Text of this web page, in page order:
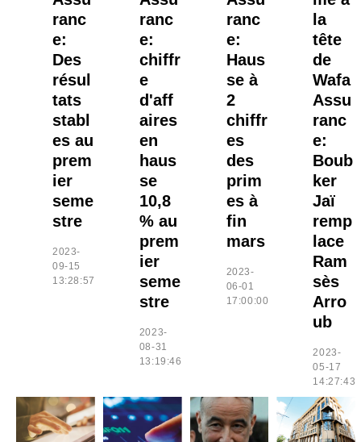
ranc
e:
Des
résul
tats
stabl
es au
prem
ier
seme
stre
2023-
09-15
13:28:57
ranc
e:
chiffr
e
d'aff
aires
en
haus
se
10,8
% au
prem
ier
seme
stre
2023-
08-31
13:19:46
ranc
e:
Haus
se à
2
chiffr
es
des
prim
es à
fin
mars
2023-
06-01
17:00:00
la
tête
de
Wafa
Assu
ranc
e:
Boub
ker
Jaï
remp
lace
Ram
sès
Arro
ub
2023-
05-17
14:27:43